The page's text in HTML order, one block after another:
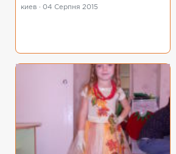
киев · 04 Серпня 2015